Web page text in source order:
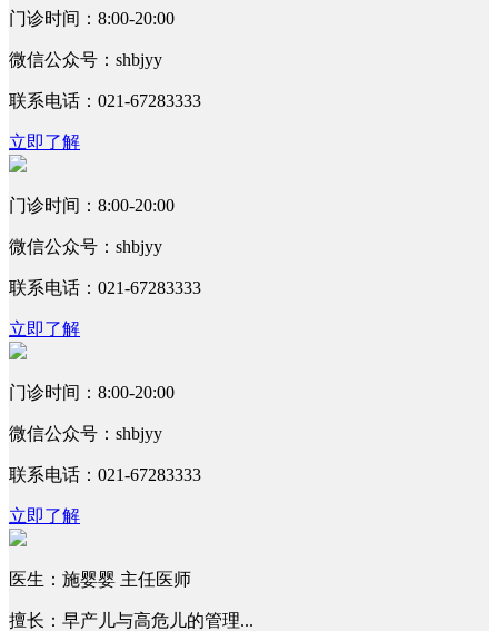
门诊时间：8:00-20:00
微信公众号：shbjyy
联系电话：021-67283333
立即了解
门诊时间：8:00-20:00
微信公众号：shbjyy
联系电话：021-67283333
立即了解
门诊时间：8:00-20:00
微信公众号：shbjyy
联系电话：021-67283333
立即了解
医生：施婴婴 主任医师
擅长：早产儿与高危儿的管理...